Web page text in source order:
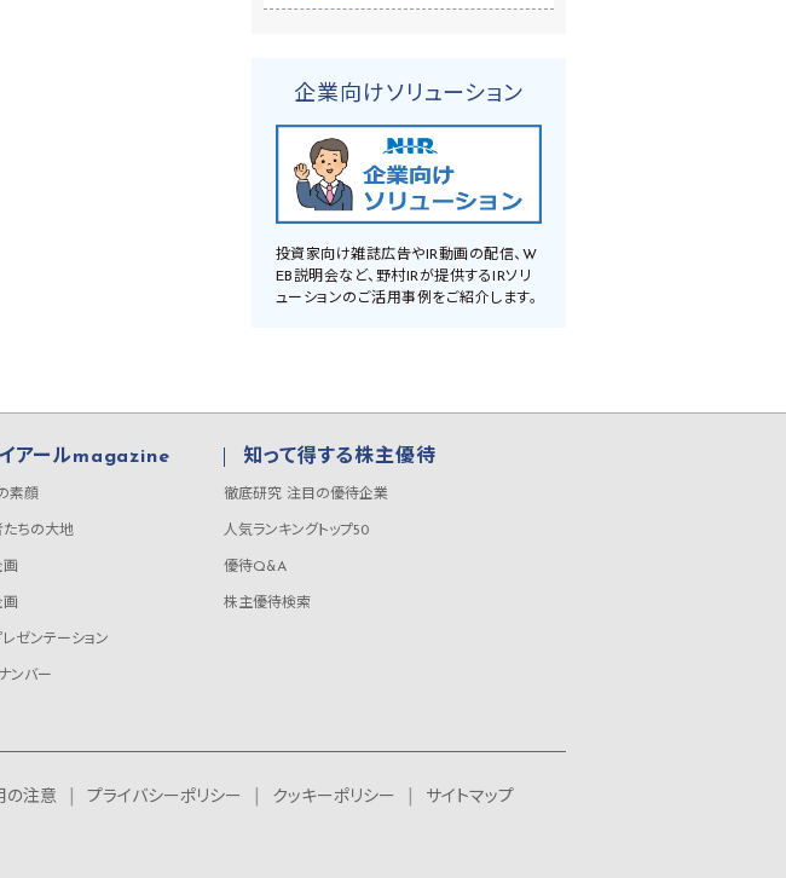
企業向けソリューション
投資家向け雑誌広告やIR動画の配信、W
EB説明会など、野村IRが提供するIRソリ
ューションのご活用事例をご紹介します。
アールmagazine
素顔
たちの大地
画
画
ゼンテーション
ンバー
知って得する株主優待
徹底研究 注目の優待企業
人気ランキングトップ50
優待Q&A
株主優待検索
の注意 プライバシーポリシー クッキーポリシー
サイトマップ